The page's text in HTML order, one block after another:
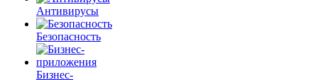
Антивирусы
Безопасность
Бизнес-